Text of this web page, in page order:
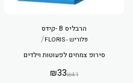
הרבליס B -קידס
פלוריש - FLORIS /
סירופ צמחים לפעוטות וילדים
₪41
₪33